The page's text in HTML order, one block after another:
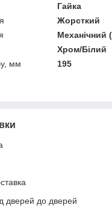
Гайка
Жорсткий
Механічний
Хром/Білий
мм
195
дверей до дверей